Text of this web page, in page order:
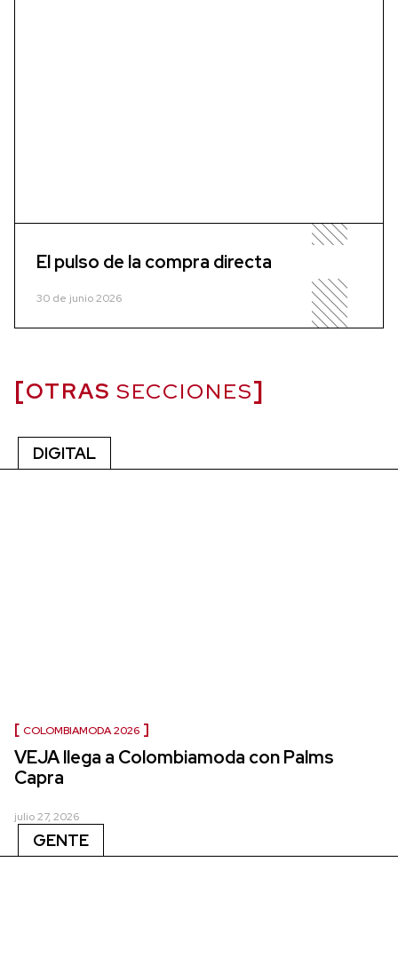
El pulso de la compra directa
30 de junio 2026
OTRAS SECCIONES
DIGITAL
COLOMBIAMODA 2026
VEJA llega a Colombiamoda con Palms
Capra
julio 27, 2026
GENTE